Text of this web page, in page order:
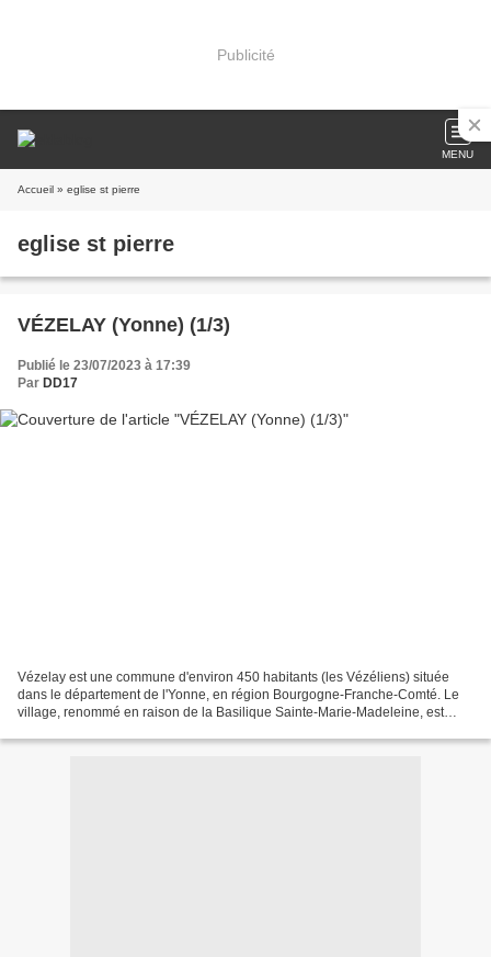
Publicité
MENU
Accueil » eglise st pierre
eglise st pierre
VÉZELAY (Yonne) (1/3)
Publié le 23/07/2023 à 17:39
Par DD17
Vézelay est une commune d'environ 450 habitants (les Vézéliens) située
dans le département de l'Yonne, en région Bourgogne-Franche-Comté. Le
village, renommé en raison de la Basilique Sainte-Marie-Madeleine, est